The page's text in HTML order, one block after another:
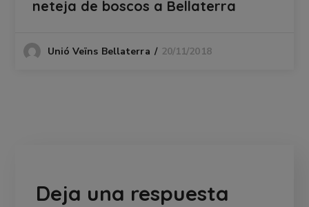
neteja de boscos a Bellaterra
Unió Veïns Bellaterra 20/11/2018
Deja una respuesta